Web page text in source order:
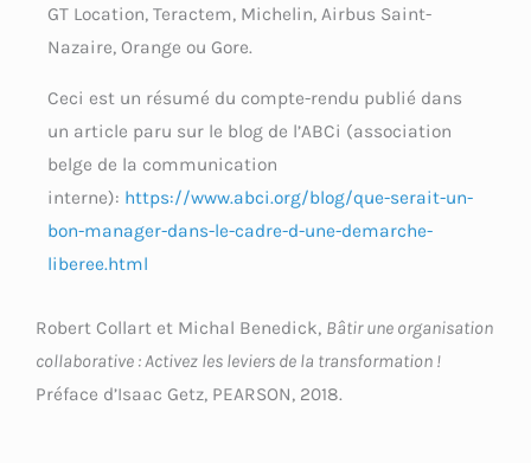
GT Location, Teractem, Michelin, Airbus Saint-
Nazaire, Orange ou Gore.
Ceci est un résumé du compte-rendu publié dans
un article paru sur le blog de l’ABCi (association
belge de la communication
interne): https://www.abci.org/blog/que-serait-un-
bon-manager-dans-le-cadre-d-une-demarche-
liberee.html
Robert Collart et Michal Benedick, Bâtir une organisation
collaborative : Activez les leviers de la transformation !
Préface d’Isaac Getz, PEARSON, 2018.